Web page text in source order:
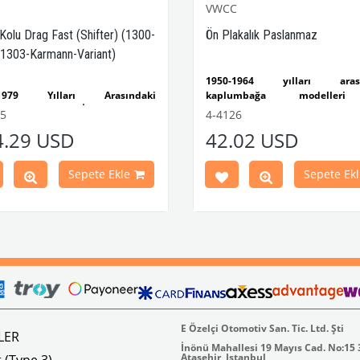
Drag Fast (Shifter) (1300-
Karmann-Variant)
1979 Yılları Arasındaki
Modelleri İle Uyumludur
İle Uyumludur
İle Uyumludur
1973 Yılları Arasındaki Variant
USD
Sepete Ekle
VWCC
Ön Plakalık Paslanmaz
1950-1964 yılları
kaplumbağa
uyumludur.
plakalıktan oluşmaktadır.
VWC Parça No: 4-4126
4-4126
42.02 USD
Sepete
E Özelçi Otomotiv San. Tic. Ltd. Şti
İnönü Mahallesi 19 Mayıs Cad. No:15
Atasehir, Istanbul